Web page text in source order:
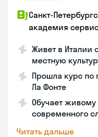
Санкт-
академия
Живет в Италии
местную
Прошла курс по
Ла Фонте
Обучает
современного
Читать дальше